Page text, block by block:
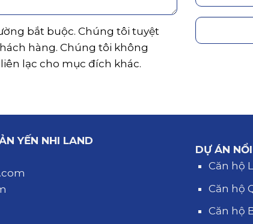
bắt buộc. Chúng tôi tuyệt
hàng. Chúng tôi không
lạc cho mục đích khác.
YẾN NHI LAND
DỰ ÁN
Căn hộ
Căn hộ
Căn hộ